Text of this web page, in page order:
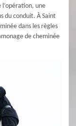
l’opération, une
du conduit. À Saint
dans les règles
de cheminée